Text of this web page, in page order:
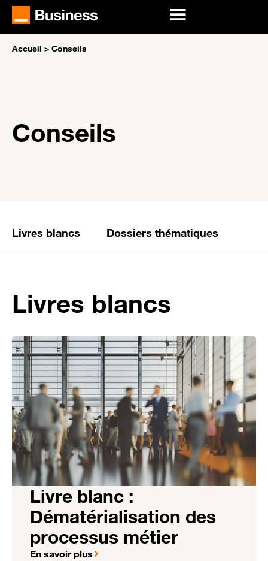
Accueil > Conseils
Conseils
Livres blancs Dossiers thématiques
Livres blancs
Livre blanc :
Dématérialisation des
processus métier
En savoir plus